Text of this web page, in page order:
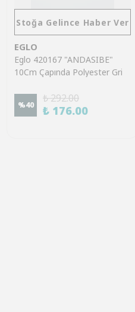
Stoğa Gelince Haber Ver
EGLO
Eglo 420167 "ANDASIBE"
10Cm Çapında Polyester Gri
%40
₺ 292.00
₺ 176.00